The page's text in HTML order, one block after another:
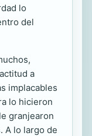
lo
del
a
implacables
lo hicieron
granjearon
A lo largo de